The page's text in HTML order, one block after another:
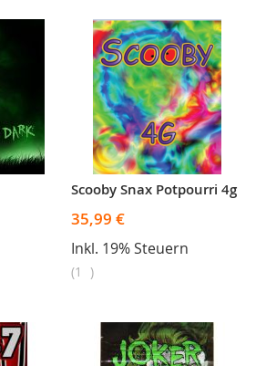
Scooby Snax Potpourri 4g
35,99 €
Inkl. 19% Steuern
1